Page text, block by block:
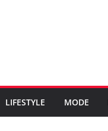
LIFESTYLE MODE